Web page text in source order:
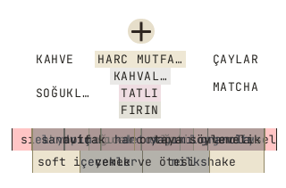
KAHVE ÇAYLAR
SOĞUKLAR MATCHA
TATLI
KAHVALTI
FIRIN
HARC MUTFAĞI
sıcak soğuk klasik mevsimsel
sıcak soğuk
el yapımı detox
longevity
soft içecekler
milkshake
sandviç harc yapımı granola
mutfak
ortaya söylemelik
yemek ve ötesi